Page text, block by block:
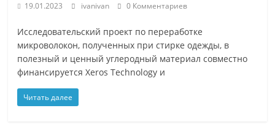
19.01.2023 ivanivan 0 Комментариев
Исследовательский проект по переработке
микроволокон, полученных при стирке одежды, в
полезный и ценный углеродный материал совместно
финансируется Xeros Technology и
Читать далее